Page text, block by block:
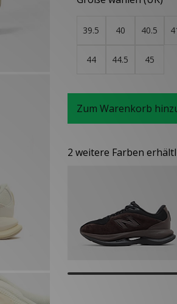
39.5 40 40.5
44 44.5 45
Zum Warenkorb
2 weitere Farben